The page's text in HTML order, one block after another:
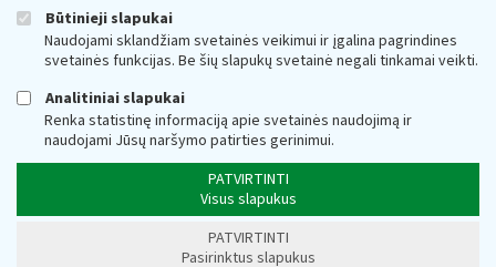
Būtinieji slapukai
Naudojami sklandžiam svetainės veikimui ir įgalina pagrindines
svetainės funkcijas. Be šių slapukų svetainė negali tinkamai veikti.
Analitiniai slapukai
Renka statistinę informaciją apie svetainės naudojimą ir
naudojami Jūsų naršymo patirties gerinimui.
PATVIRTINTI
Visus slapukus
PATVIRTINTI
Pasirinktus slapukus